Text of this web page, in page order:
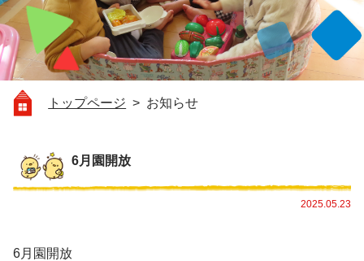
トップページ > お知らせ
6月園開放
2025.05.23
6月園開放